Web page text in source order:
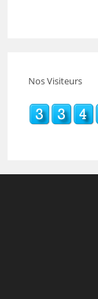
Nos Visiteurs